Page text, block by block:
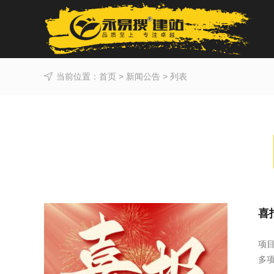
当前位置： 首页 > 新闻公告 > 列表
喜
项
多